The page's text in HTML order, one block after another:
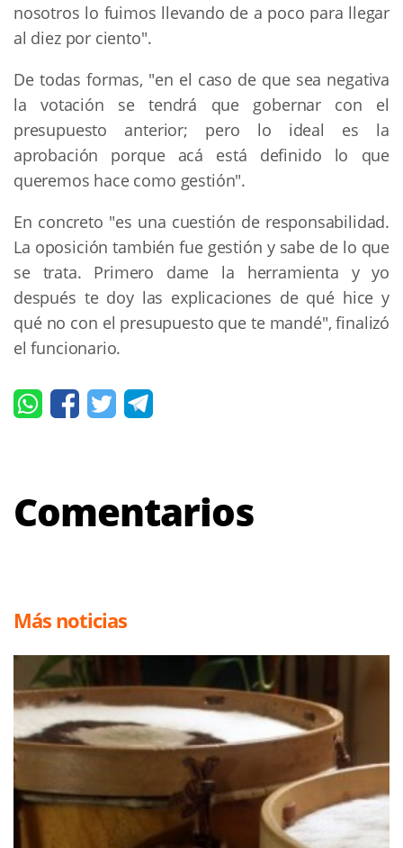
nosotros lo fuimos llevando de a poco para llegar
al diez por ciento".
De todas formas, "en el caso de que sea negativa
la votación se tendrá que gobernar con el
presupuesto anterior; pero lo ideal es la
aprobación porque acá está definido lo que
queremos hace como gestión".
En concreto "es una cuestión de responsabilidad.
La oposición también fue gestión y sabe de lo que
se trata. Primero dame la herramienta y yo
después te doy las explicaciones de qué hice y
qué no con el presupuesto que te mandé", finalizó
el funcionario.
Comentarios
Más noticias